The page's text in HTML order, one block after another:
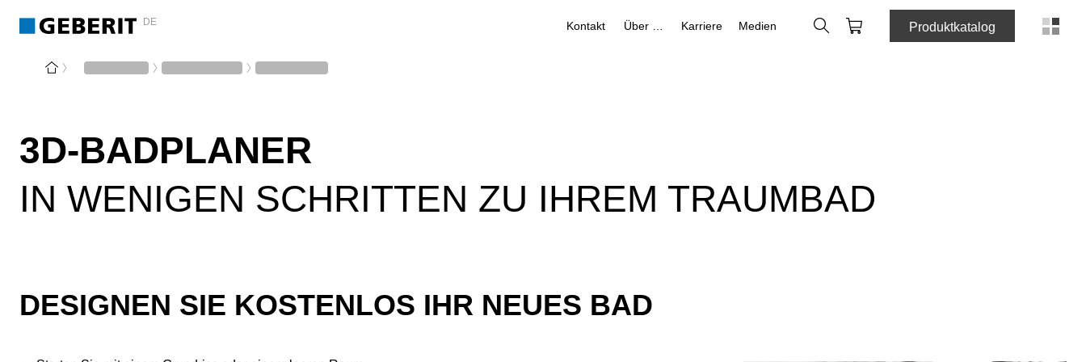
DE Kontakt Karriere Medien Suche WebshopProduktkatalog
3D-BADPLANER
IN WENIGEN SCHRITTEN ZU IHREM TRAUMBAD
DESIGNEN SIE KOSTENLOS IHR NEUES BAD